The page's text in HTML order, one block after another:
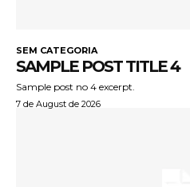
SEM CATEGORIA
SAMPLE POST TITLE 4
Sample post no 4 excerpt.
7 de August de 2026